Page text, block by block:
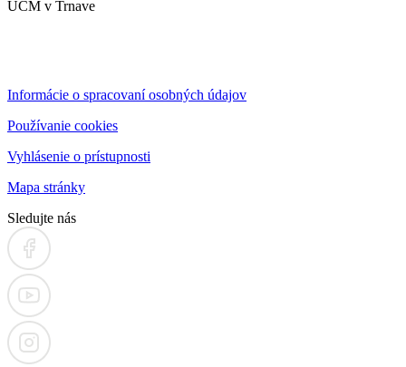
UCM v Trnave
Informácie o spracovaní osobných údajov
Používanie cookies
Vyhlásenie o prístupnosti
Mapa stránky
Sledujte nás